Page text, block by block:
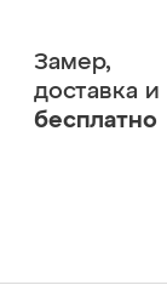
Замер,
доставка
бесплатно